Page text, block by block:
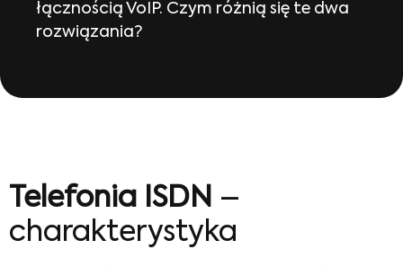
łącznością VoIP. Czym różnią się te dwa
rozwiązania?
Telefonia ISDN –
charakterystyka